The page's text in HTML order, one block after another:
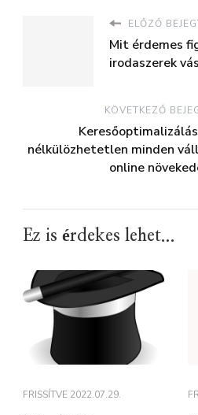
ELŐZŐ
Mit érdemes
irodaszerek
KÖVETKEZŐ
nélkülözhetetlen minden
online
Ez is érdekes lehet...
FRISSÍTVE 2022.07.29.